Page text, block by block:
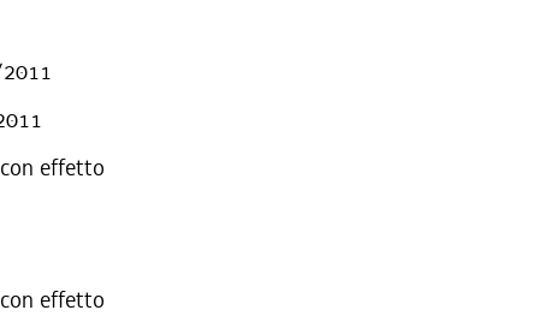
effetto
effetto